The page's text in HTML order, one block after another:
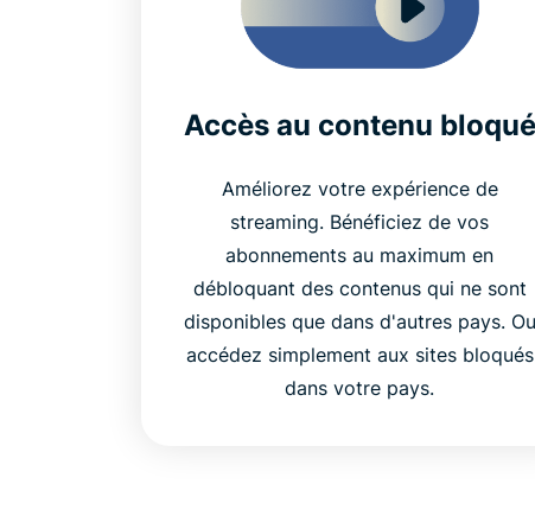
Accès au contenu bloqué
Améliorez votre expérience de
streaming. Bénéficiez de vos
abonnements au maximum en
débloquant des contenus qui ne sont
disponibles que dans d'autres pays. Ou
accédez simplement aux sites bloqués
dans votre pays.